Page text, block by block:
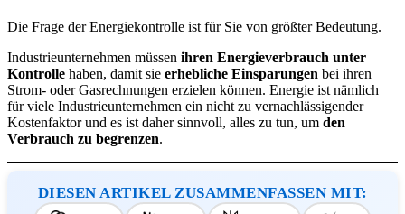
Die Frage der Energiekontrolle ist für Sie von größter Bedeutung.
Industrieunternehmen müssen ihren Energieverbrauch unter
Kontrolle haben, damit sie erhebliche Einsparungen bei ihren
Strom- oder Gasrechnungen erzielen können. Energie ist nämlich
für viele Industrieunternehmen ein nicht zu vernachlässigender
Kostenfaktor und es ist daher sinnvoll, alles zu tun, um den
Verbrauch zu begrenzen.
DIESEN ARTIKEL ZUSAMMENFASSEN MIT: